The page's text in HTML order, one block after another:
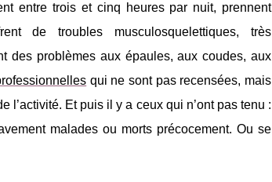
entre trois et cinq heures par nuit, prennent
de troubles musculosquelettiques, très
des problèmes aux épaules, aux coudes, aux
qui ne sont pas recensées, mais
l’activité. Et puis il y a ceux qui n’ont pas tenu :
malades ou morts précocement. Ou se